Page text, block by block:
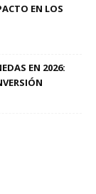
EN LOS
EN 2026: